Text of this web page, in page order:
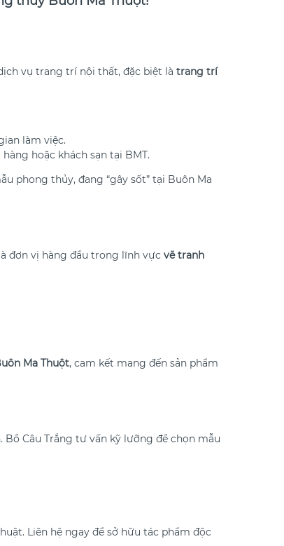
vụ trang trí nội thất, đặc biệt là trang trí
làm việc.
hoặc khách sạn tại BMT.
phong thủy, đang “gây sốt” tại Buôn Ma
đơn vị hàng đầu trong lĩnh vực vẽ tranh
Ma Thuột, cam kết mang đến sản phẩm
Câu Trắng tư vấn kỹ lưỡng để chọn mẫu
Liên hệ ngay để sở hữu tác phẩm độc